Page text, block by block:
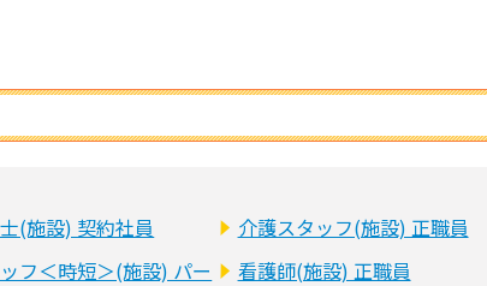
(施設) 契約社員 介護スタッフ(施設) 正職員
フ＜時短＞(施設) パー
看護師(施設) 正職員